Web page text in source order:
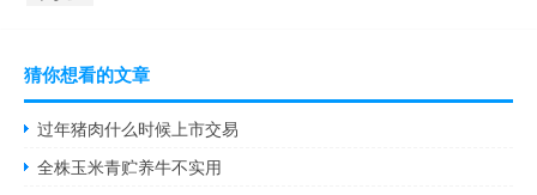
猜你想看的文章
过年猪肉什么时候上市交易
全株玉米青贮养牛不实用